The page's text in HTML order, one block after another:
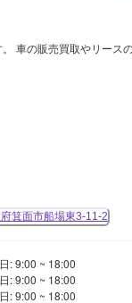
車の販売買取やリース
箕面市船場東3-11-2
: 9:00 ~ 18:00
: 9:00 ~ 18:00
: 9:00 ~ 18:00